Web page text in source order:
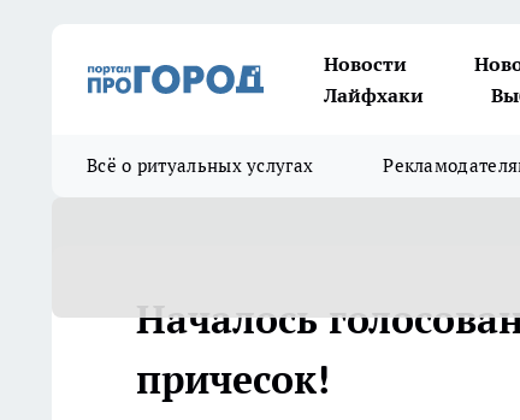
Новости
Лайфхаки
Всё о ритуальных услугах
Началось
причесок!